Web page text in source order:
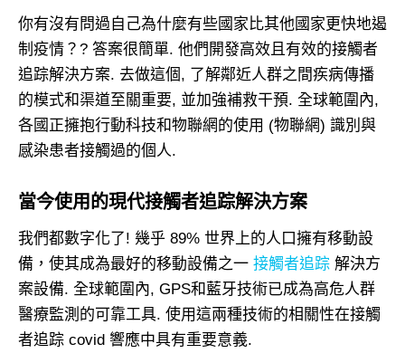
你有沒有問過自己為什麼有些國家比其他國家更快地遏
制疫情？? 答案很簡單. 他們開發高效且有效的接觸者
追踪解決方案. 去做這個, 了解鄰近人群之間疾病傳播
的模式和渠道至關重要, 並加強補救干預. 全球範圍內,
各國正擁抱行動科技和物聯網的使用 (物聯網) 識別與
感染患者接觸過的個人.
當今使用的現代接觸者追踪解決方案
我們都數字化了! 幾乎 89% 世界上的人口擁有移動設
備，使其成為最好的移動設備之一 接觸者追踪 解決方
案設備. 全球範圍內, GPS和藍牙技術已成為高危人群
醫療監測的可靠工具. 使用這兩種技術的相關性在接觸
者追踪 covid 響應中具有重要意義.